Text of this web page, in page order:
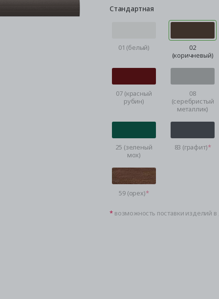
Стандартная
01 (белый)
02
(коричневый)
07 (красный
рубин)
08
(серебристый
металлик)
25 (зеленый
мох)
83 (графит)
59 (орех)
возможность поставки изделий